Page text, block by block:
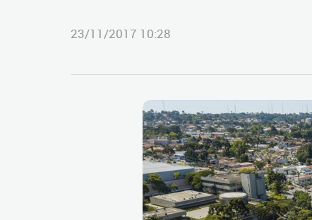
23/11/2017 10:28